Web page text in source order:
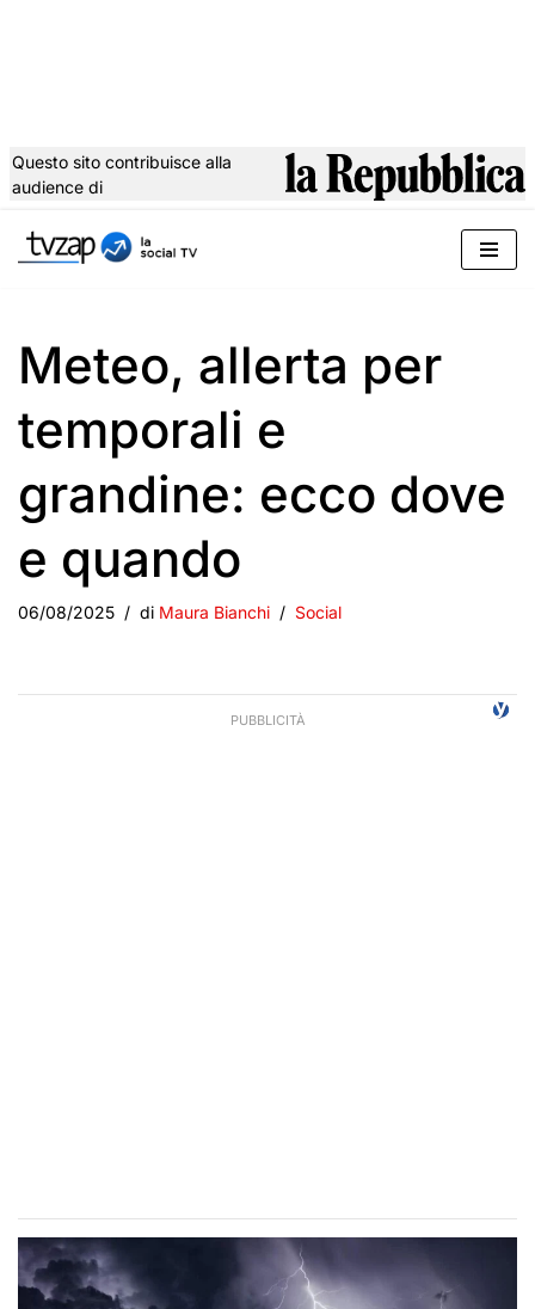
al
Questo sito contribuisce alla
audience di
Meteo, allerta per
temporali e
grandine: ecco dove
e quando
06/08/2025 di Maura Bianchi Social